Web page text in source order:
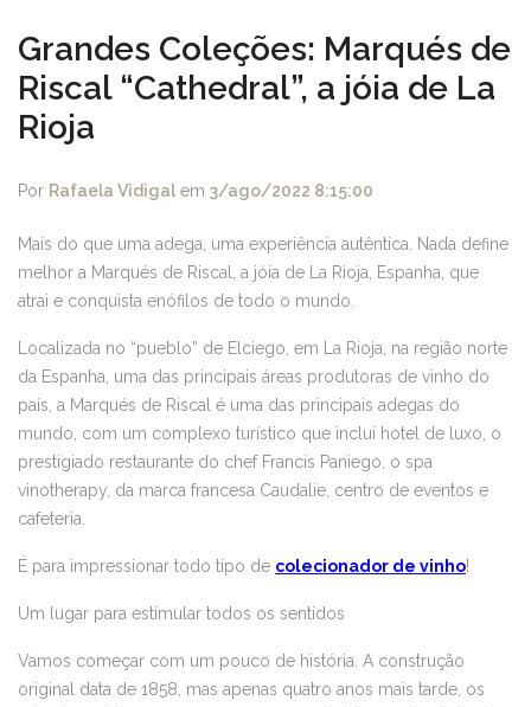
Grandes Coleções: Marqués de
Riscal “Cathedral”, a jóia de La
Rioja
Por Rafaela Vidigal em 3/ago/2022 8:15:00
Mais do que uma adega, uma experiência autêntica. Nada define
melhor a Marqués de Riscal, a jóia de La Rioja, Espanha, que
atrai e conquista enófilos de todo o mundo.
Localizada no “pueblo” de Elciego, em La Rioja, na região norte
da Espanha, uma das principais áreas produtoras de vinho do
país, a Marqués de Riscal é uma das principais adegas do
mundo, com um complexo turístico que inclui hotel de luxo, o
prestigiado restaurante do chef Francis Paniego, o spa
vinotherapy, da marca francesa Caudalie, centro de eventos e
cafeteria.
É para impressionar todo tipo de colecionador de vinho!
Um lugar para estimular todos os sentidos
Vamos começar com um pouco de história. A construção
original data de 1858, mas apenas quatro anos mais tarde, os